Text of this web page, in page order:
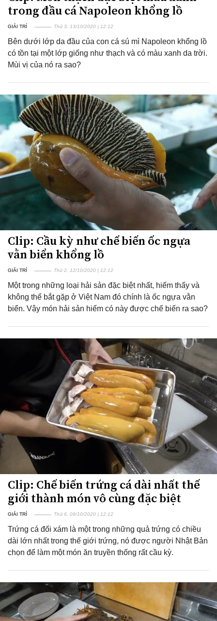
trong đầu cá Napoleon khổng lồ
GIẢI TRÍ Thứ 3, 13/10/2020 | 12:12
Bên dưới lớp da đầu của con cá sú mì Napoleon khổng lồ
có tồn tại một lớp giống như thạch và có màu xanh da trời.
Mùi vị của nó ra sao?
Clip: Cầu kỳ như chế biến ốc ngựa
vằn biển khổng lồ
GIẢI TRÍ Thứ 2, 12/10/2020 | 12:12
Một trong những loại hải sản đặc biệt nhất, hiếm thấy và
không thể bắt gặp ở Việt Nam đó chính là ốc ngựa vằn
biển. Vậy món hải sản hiếm có này được chế biến ra sao?
Clip: Chế biến trứng cá dài nhất thế
giới thành món vô cùng đặc biệt
GIẢI TRÍ Thứ 6, 09/10/2020 | 12:12
Trứng cá đối xám là một trong những quả trứng có chiều
dài lớn nhất trong thế giới trứng, nó được người Nhật Bản
chọn để làm một món ăn truyền thống rất cầu kỳ.